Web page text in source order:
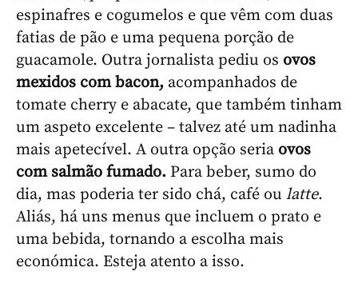
espinafres e cogumelos e que vêm com duas
fatias de pão e uma pequena porção de
guacamole. Outra jornalista pediu os ovos
mexidos com bacon, acompanhados de
tomate cherry e abacate, que também tinham
um aspeto excelente – talvez até um nadinha
mais apetecível. A outra opção seria ovos
com salmão fumado. Para beber, sumo do
dia, mas poderia ter sido chá, café ou latte.
Aliás, há uns menus que incluem o prato e
uma bebida, tornando a escolha mais
económica. Esteja atento a isso.